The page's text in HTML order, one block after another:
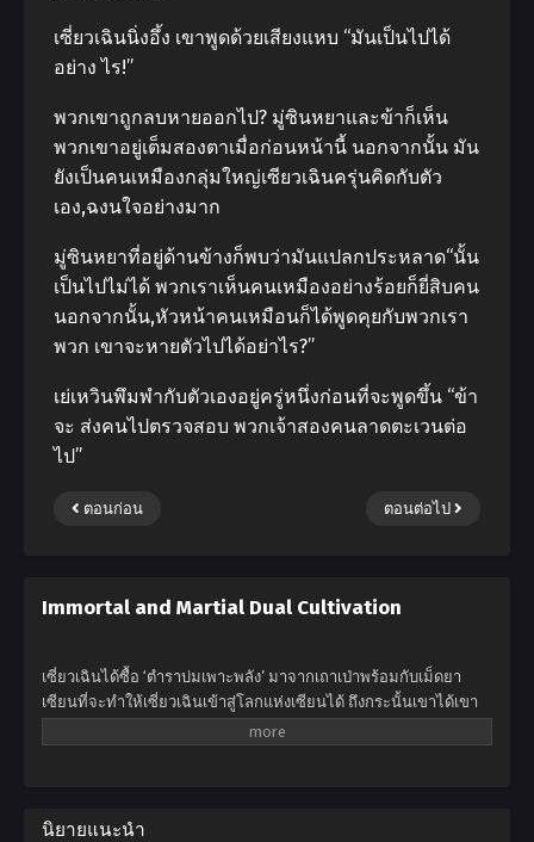
เซี่ยวเฉินนิ่งอึ้ง เขาพูดด้วยเสียงแหบ “มันเป็นไปได้
อย่าง ไร!”
พวกเขาถูกลบหายออกไป? มู่ซินหยาและข้าก็เห็น
พวกเขาอยู่เต็มสองตาเมื่อก่อนหน้านี้ นอกจากนั้น มัน
ยังเป็นคนเหมืองกลุ่มใหญ่เซียวเฉินครุ่นคิดกับตัว
เอง,ฉงนใจอย่างมาก
มู่ซินหยาที่อยู่ด้านข้างก็พบว่ามันแปลกประหลาด“นั้น
เป็นไปไม่ได้ พวกเราเห็นคนเหมืองอย่างร้อยก็ยี่สิบคน
นอกจากนั้น,หัวหน้าคนเหมือนก็ได้พูดคุยกับพวกเรา
พวก เขาจะหายตัวไปได้อย่าไร?”
เย่เหวินพึมพํากับตัวเองอยู่ครู่หนึ่งก่อนที่จะพูดขึ้น “ข้า
จะ ส่งคนไปตรวจสอบ พวกเจ้าสองคนลาดตะเวนต่อ
ไป”
ตอนก่อน ตอนต่อไป
Immortal and Martial Dual Cultivation
เซี่ยวเฉินได้ซื้อ ‘ตำราบ่มเพาะพลัง’ มาจากเถาเป่าพร้อมกับเม็ดยา
เซียนที่จะทำให้เซี่ยวเฉินเข้าสู่โลกแห่งเซียนได้ ถึงกระนั้นเขาได้เขา
ได้ฝึกฝนตามตำรามากว่าสามปีแต่กลับไม่มีความคืบหน้าแม้แต่น้อย
นิยายแนะนำ